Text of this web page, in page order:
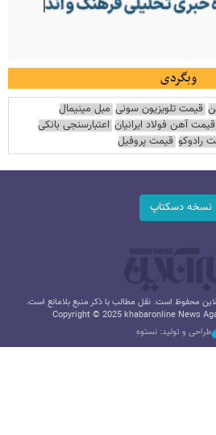
وبگردی
قیمت تلویزیون سونی مبل مینیمال
قیمت آهن فولاد ایرانیان اعتبارسنجی بانکی
رادوکو قیمت پروفیل
نسخه دسکتاپ
محفوظ است. نقل مطالب با ذکر منبع بلامانع است.
Copyright © 2025 khabaronline News
طراحی و تولید: نستوه